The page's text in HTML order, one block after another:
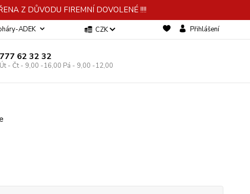
Z DŮVODU FIREMNÍ DOVOLENÉ !!!!
ADEK CZK Přihlášení
777 62 32 32
Út - Čt - 9,00 -16,00 Pá - 9,00 -12,00